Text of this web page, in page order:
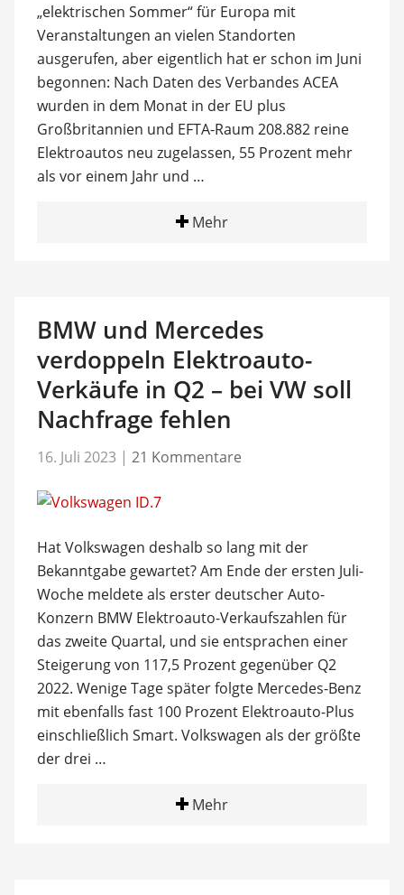
„elektrischen Sommer“ für Europa mit
Veranstaltungen an vielen Standorten
ausgerufen, aber eigentlich hat er schon im Juni
begonnen: Nach Daten des Verbandes ACEA
wurden in dem Monat in der EU plus
Großbritannien und EFTA-Raum 208.882 reine
Elektroautos neu zugelassen, 55 Prozent mehr
als vor einem Jahr und …
Mehr
BMW und Mercedes
verdoppeln Elektroauto-
Verkäufe in Q2 – bei VW soll
Nachfrage fehlen
16. Juli 2023 | 21 Kommentare
Hat Volkswagen deshalb so lang mit der
Bekanntgabe gewartet? Am Ende der ersten Juli-
Woche meldete als erster deutscher Auto-
Konzern BMW Elektroauto-Verkaufszahlen für
das zweite Quartal, und sie entsprachen einer
Steigerung von 117,5 Prozent gegenüber Q2
2022. Wenige Tage später folgte Mercedes-Benz
mit ebenfalls fast 100 Prozent Elektroauto-Plus
einschließlich Smart. Volkswagen als der größte
der drei …
Mehr